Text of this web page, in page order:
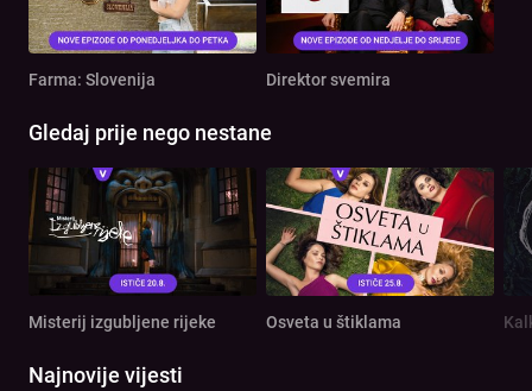
Farma: Slovenija Direktor svemira
Gledaj prije nego nestane
Misterij izgubljene rijeke Osveta u štiklama
Najnovije vijesti